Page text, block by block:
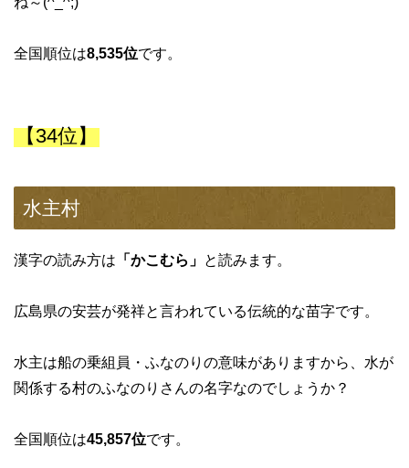
全国順位は8,535位です。
【34位】
水主村
漢字の読み方は 「かこむら」 と読みます。
広島県の安芸が発祥と言われている伝統的な苗字です。
水主は船の乗組員・ふなのりの意味がありますから、水が
関係する村のふなのりさんの名字なのでしょうか？
全国順位は45,857位です。